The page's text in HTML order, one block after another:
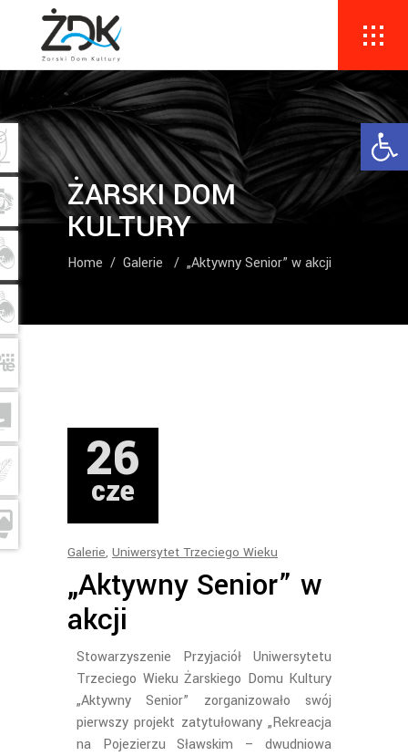
ŻARSKI DOM
KULTURY
Home / Galerie / „Aktywny Senior” w akcji
26
cze
Galerie, Uniwersytet Trzeciego Wieku
„Aktywny Senior” w
akcji
Stowarzyszenie Przyjaciół Uniwersytetu
Trzeciego Wieku Żarskiego Domu Kultury
„Aktywny Senior” zorganizowało swój
pierwszy projekt zatytułowany „Rekreacja
na Pojezierzu Sławskim – dwudniowa